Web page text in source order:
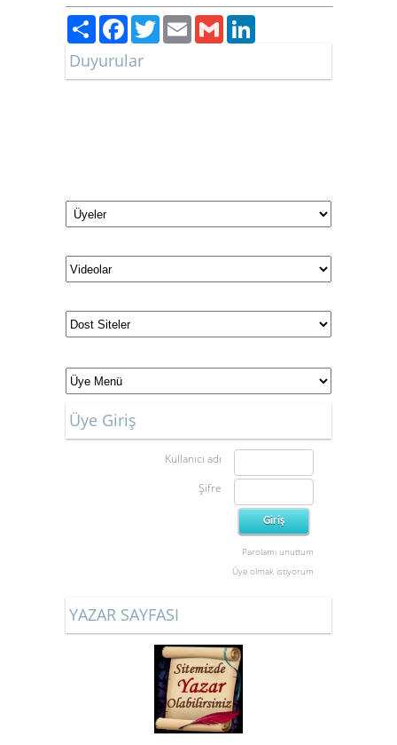
PaylaşFacebook
TwitterEmailGmail
Duyurular
Üye Giriş
Kullanıcı adı
Şifre
Parolamı unuttum
Üye olmak istiyorum
YAZAR SAYFASI